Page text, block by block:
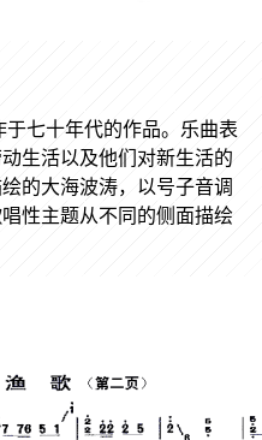
七十年代的作品。乐曲表
生活以及他们对新生活的
的大海波涛，以号子音调
性主题从不同的侧面描绘